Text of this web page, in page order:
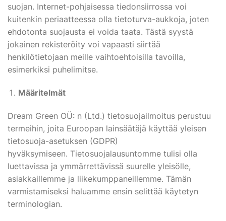
suojan. Internet-pohjaisessa tiedonsiirrossa voi
kuitenkin periaatteessa olla tietoturva-aukkoja, joten
ehdotonta suojausta ei voida taata. Tästä syystä
jokainen rekisteröity voi vapaasti siirtää
henkilötietojaan meille vaihtoehtoisilla tavoilla,
esimerkiksi puhelimitse.
Määritelmät
Dream Green OÜ: n (Ltd.) tietosuojailmoitus perustuu
termeihin, joita Euroopan lainsäätäjä käyttää yleisen
tietosuoja-asetuksen (GDPR)
hyväksymiseen. Tietosuojalausuntomme tulisi olla
luettavissa ja ymmärrettävissä suurelle yleisölle,
asiakkaillemme ja liikekumppaneillemme. Tämän
varmistamiseksi haluamme ensin selittää käytetyn
terminologian.